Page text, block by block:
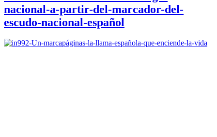
nacional-a-partir-del-marcador-del-
escudo-nacional-español